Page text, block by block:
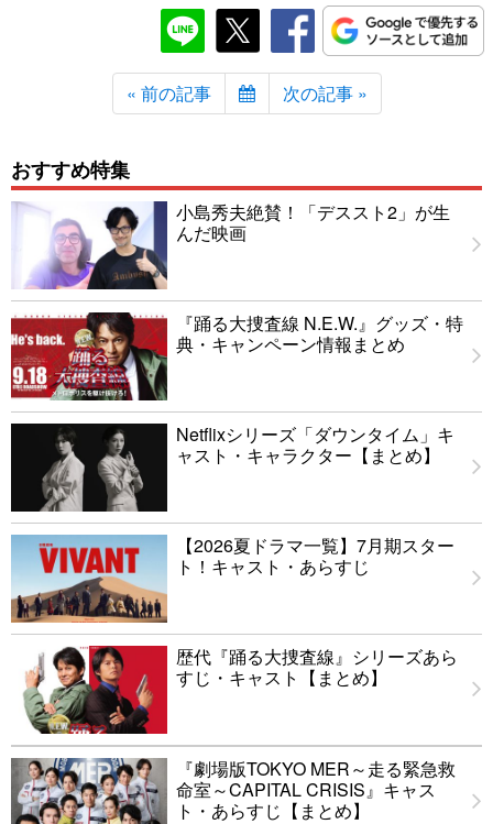
« 前の記事 次の記事 »
おすすめ特集
小島秀夫絶賛！「デススト2」が生
んだ映画
『踊る大捜査線 N.E.W.』グッズ・特
典・キャンペーン情報まとめ
Netflixシリーズ「ダウンタイム」キ
ャスト・キャラクター【まとめ】
【2026夏ドラマ一覧】7月期スター
ト！キャスト・あらすじ
歴代『踊る大捜査線』シリーズあら
すじ・キャスト【まとめ】
『劇場版TOKYO MER～走る緊急救
命室～CAPITAL CRISIS』キャス
ト・あらすじ【まとめ】